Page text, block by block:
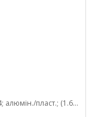
Примітка: з/без конд.; акпп/мкпп; 650x161x64; алюмін./пласт.; (1.6 d/1.6 cdti/1.6 dci)